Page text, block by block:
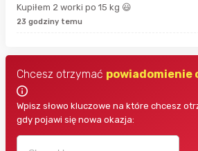
Kupiłem 2 worki po 15 kg 😃
23 godziny temu
Chcesz otrzymać powiadomienie
Wpisz słowo kluczowe na które chcesz
gdy pojawi się nowa okazja: